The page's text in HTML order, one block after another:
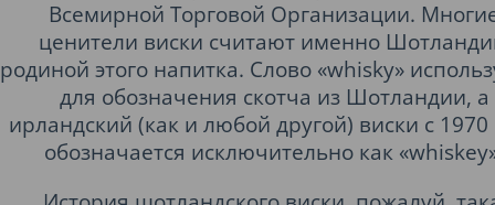
Всемирной Торговой Организации.
ценители виски считают именно
родиной этого напитка. Слово «whisky»
для обозначения скотча из Шотландии, а
ирландский (как и любой другой) виски с 1970
обозначается исключительно как